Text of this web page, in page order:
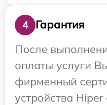
4
Гарантия
После
оплаты услуги
фирменный
устройства